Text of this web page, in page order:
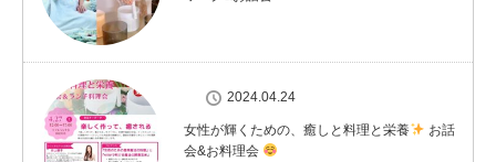
2024.04.24
女性が輝くための、癒しと料理と栄養
お話
会&お料理会